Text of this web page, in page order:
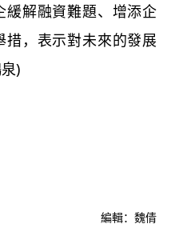
緩解融資難題、增添企
措，表示對未來的發展
)
編輯：魏倩